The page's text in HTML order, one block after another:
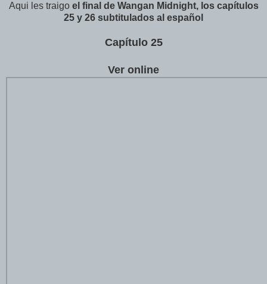
Aqui les traigo el final de Wangan Midnight, los capítulos
25 y 26 subtitulados al español
Capítulo 25
Ver online